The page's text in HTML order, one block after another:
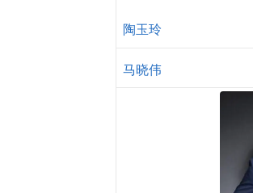
陶玉玲
马晓伟